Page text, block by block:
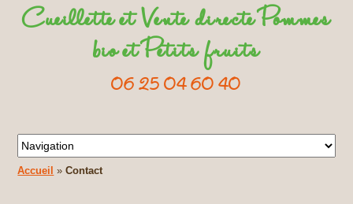
Cueillette et Vente directe Pommes
bio et Petits fruits
06 25 04 60 40
Accueil »Contact